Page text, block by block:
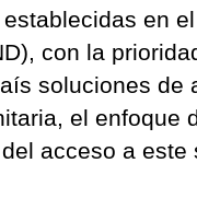
en
con la
soluciones de
el enfoque
acceso a este